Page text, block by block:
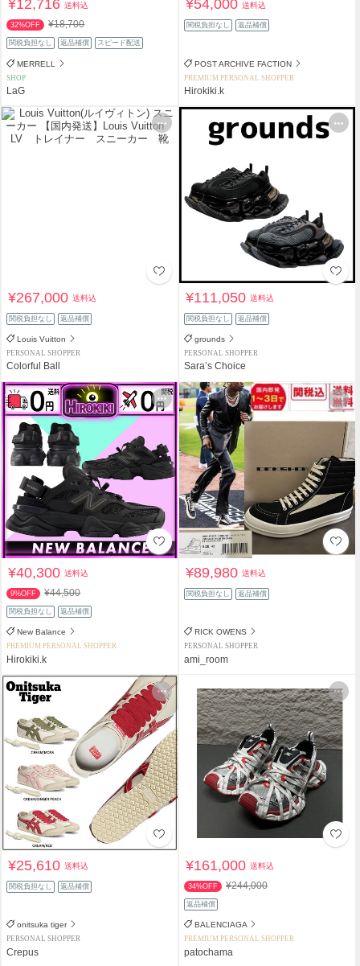
¥12,716送料込
32%OFF ¥18,700
関税負担なし 返品補償 スピード配送
MERRELL
SHOP
LaG
¥54,000送料込
関税負担なし 返品補償
POST ARCHIVE FACTION
PREMIUM PERSONAL SHOPPER
Hirokiki.k
¥267,000送料込
関税負担なし 返品補償
Louis Vuitton
PERSONAL SHOPPER
Colorful Ball
¥111,050送料込
関税負担なし 返品補償
grounds
PERSONAL SHOPPER
Sara’s Choice
¥40,300送料込
9%OFF ¥44,500
関税負担なし 返品補償
New Balance
PREMIUM PERSONAL SHOPPER
Hirokiki.k
¥89,980送料込
関税負担なし 返品補償
RICK OWENS
PERSONAL SHOPPER
ami_room
¥25,610送料込
関税負担なし 返品補償
onitsuka tiger
PERSONAL SHOPPER
Crepus
¥161,000送料込
34%OFF ¥244,000
返品補償
BALENCIAGA
PREMIUM PERSONAL SHOPPER
patochama